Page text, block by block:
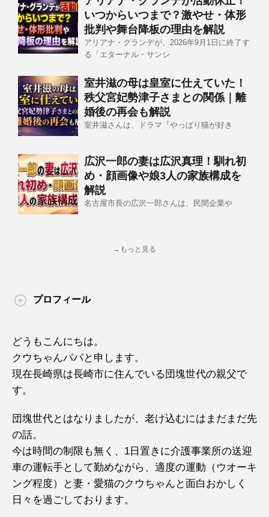
いつからいつまで？激やせ・体形
批判や舞台降板の理由を解説
アリアナ・グランデが、2026年9月1日に終了す
る「エターナル・サンシ
室井滋の母は皇室に仕えていた！
秩父宮妃勢津子さまとの関係｜離
婚後の再会も解説
室井滋さんは、ドラマ『やっぱり猫が好き
広沢一郎の妻は広沢真理！馴れ初
め・顔画像や娘3人の家族構成を
解説
名古屋市長の広沢一郎さんは、民間企業や
→もっと見る
プロフィール
どうもこんにちは。
クウちゃんパパと申します。
現在長崎県は長崎市に住んでいる団塊世代の親父で
す。
団塊世代とはなりましたが、老け込むにはまだまだ先
の話。
今は時間の制限も無く、1日置きに介護事業所の送迎
車の運転手として勤めながら、適度の運動（ウオーキ
ング程度）と妻・愛猫のクウちゃんと面白おかしく
日々を過ごしております。